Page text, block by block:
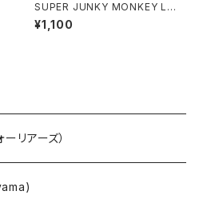
SUPER JUNKY MONKEY L
Wデザイン ラバーキーホルダー
（２個セット）
¥1,100
リアーズ）